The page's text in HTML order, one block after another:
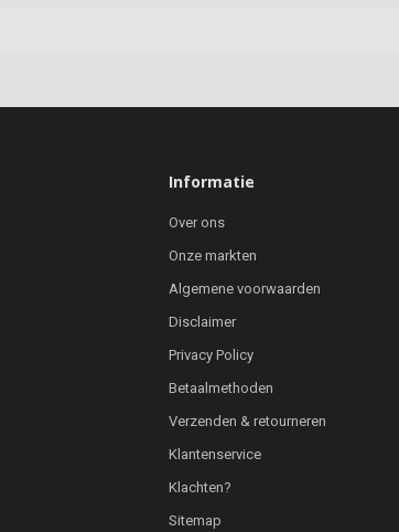
Informatie
Over ons
Onze markten
Algemene voorwaarden
Disclaimer
Privacy Policy
Betaalmethoden
Verzenden & retourneren
Klantenservice
Klachten?
Sitemap